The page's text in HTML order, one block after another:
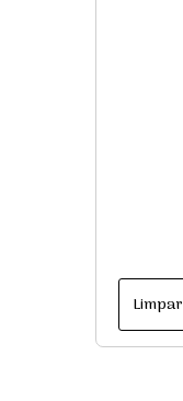
Limpar